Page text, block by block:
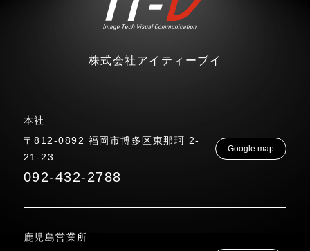
株式会社アイティーブイ
本社
〒812-0892 福岡市博多区東那珂 2-
21-23
Google map
092-432-2788
鹿児島営業所